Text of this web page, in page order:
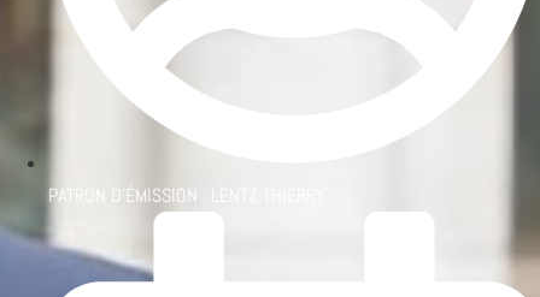
PATRON D'ÉMISSION : LENTZ THIERRY